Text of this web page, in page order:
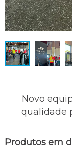
Novo
qualidade
Produtos em